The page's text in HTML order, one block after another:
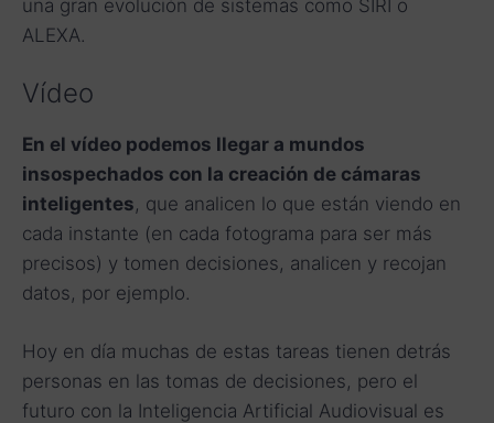
una gran evolución de sistemas como SIRI o
ALEXA.
Vídeo
En el vídeo podemos llegar a mundos
insospechados con la creación de cámaras
inteligentes, que analicen lo que están viendo en
cada instante (en cada fotograma para ser más
precisos) y tomen decisiones, analicen y recojan
datos, por ejemplo.
Hoy en día muchas de estas tareas tienen detrás
personas en las tomas de decisiones, pero el
futuro con la Inteligencia Artificial Audiovisual es